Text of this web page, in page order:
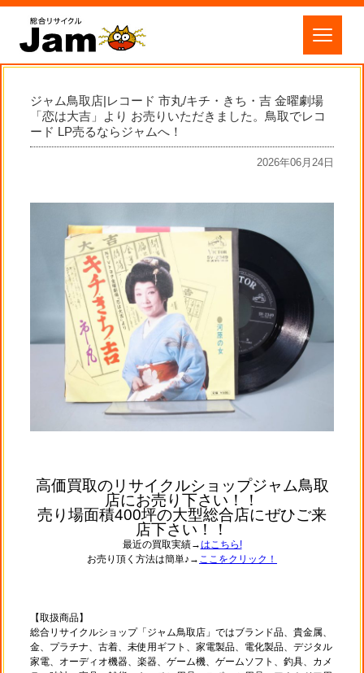
ジャム鳥取店|レコード 市丸/キチ・きち・吉 金曜劇場
「恋は大吉」より お売りいただきました。鳥取でレコ
ード LP売るならジャムへ！
2026年06月24日
高価買取のリサイクルショップジャム鳥取
店にお売り下さい！！
売り場面積400坪の大型総合店にぜひご来
店下さい！！
最近の買取実績→はこちら!
お売り頂く方法は簡単♪→ ここをクリック！
【取扱商品】
総合リサイクルショップ「ジャム鳥取店」ではブランド品、貴金属、
金、プラチナ、古着、未使用ギフト、家電製品、電化製品、デジタル
家電、オーディオ機器、楽器、ゲーム機、ゲームソフト、釣具、カメ